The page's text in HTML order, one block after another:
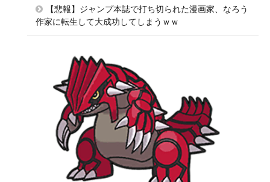
【悲報】ジャンプ本誌で打ち切られた漫画家、なろう
作家に転生して大成功してしまうｗｗ